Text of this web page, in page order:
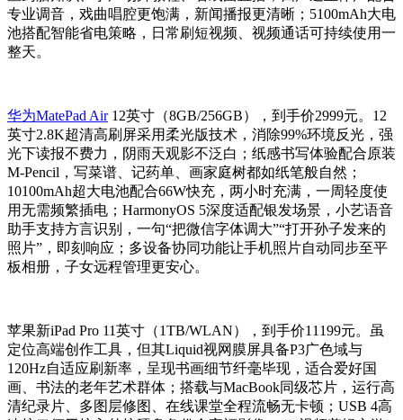
专业调音，戏曲唱腔更饱满，新闻播报更清晰；5100mAh大电
池搭配智能省电策略，日常刷短视频、视频通话可持续使用一
整天。
华为MatePad Air12英寸（8GB/256GB），到手价2999元。12
英寸2.8K超清高刷屏采用柔光版技术，消除99%环境反光，强
光下读报不费力，阴雨天观影不泛白；纸感书写体验配合原装
M-Pencil，写菜谱、记药单、画家庭树都如纸笔般自然；
10100mAh超大电池配合66W快充，两小时充满，一周轻度使
用无需频繁插电；HarmonyOS 5深度适配银发场景，小艺语音
助手支持方言识别，一句“把微信字体调大”“打开孙子发来的
照片”，即刻响应；多设备协同功能让手机照片自动同步至平
板相册，子女远程管理更安心。
苹果新iPad Pro 11英寸（1TB/WLAN），到手价11199元。虽
定位高端创作工具，但其Liquid视网膜屏具备P3广色域与
120Hz自适应刷新率，呈现书画细节纤毫毕现，适合爱好国
画、书法的老年艺术群体；搭载与MacBook同级芯片，运行高
清纪录片、多图层修图、在线课堂全程流畅无卡顿；USB 4高